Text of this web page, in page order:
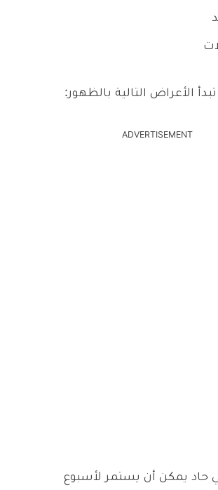
الأعراض التالية بالظهور:
ADVERTISEMENT
حاد يمكن أن يستمر لأسبوع